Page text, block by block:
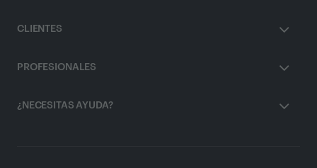
CLIENTES
PROFESIONALES
¿NECESITAS AYUDA?